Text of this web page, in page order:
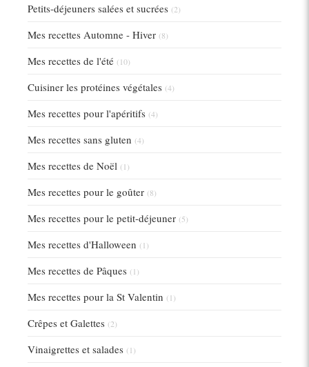
Petits-déjeuners salées et sucrées (2)
Mes recettes Automne - Hiver (8)
Mes recettes de l'été (10)
Cuisiner les protéines végétales (4)
Mes recettes pour l'apéritifs (4)
Mes recettes sans gluten (4)
Mes recettes de Noël (1)
Mes recettes pour le goûter (8)
Mes recettes pour le petit-déjeuner (5)
Mes recettes d'Halloween (1)
Mes recettes de Pâques (1)
Mes recettes pour la St Valentin (1)
Crêpes et Galettes (2)
Vinaigrettes et salades (1)